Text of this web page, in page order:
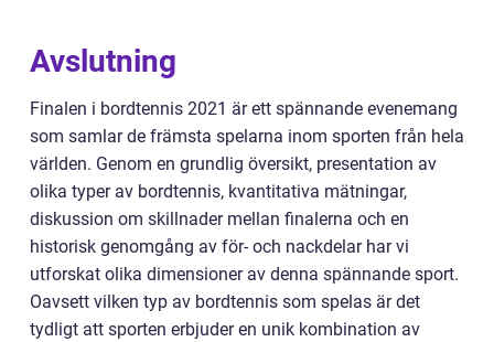
Avslutning
Finalen i bordtennis 2021 är ett spännande evenemang
som samlar de främsta spelarna inom sporten från hela
världen. Genom en grundlig översikt, presentation av
olika typer av bordtennis, kvantitativa mätningar,
diskussion om skillnader mellan finalerna och en
historisk genomgång av för- och nackdelar har vi
utforskat olika dimensioner av denna spännande sport.
Oavsett vilken typ av bordtennis som spelas är det
tydligt att sporten erbjuder en unik kombination av